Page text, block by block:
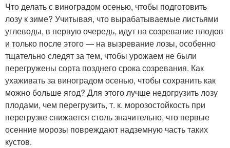
Что делать с виноградом осенью, чтобы подготовить
лозу к зиме? Учитывая, что вырабатываемые листьями
углеводы, в первую очередь, идут на созревание плодов
и только после этого — на вызревание лозы, особенно
тщательно следят за тем, чтобы урожаем не были
перегружены сорта позднего срока созревания. Как
ухаживать за виноградом осенью, чтобы сохранить как
можно больше ягод? Для этого лучше недогрузить лозу
плодами, чем перегрузить, т. к. морозостойкость при
перегрузке снижается столь значительно, что первые
осенние морозы повреждают надземную часть таких
кустов.